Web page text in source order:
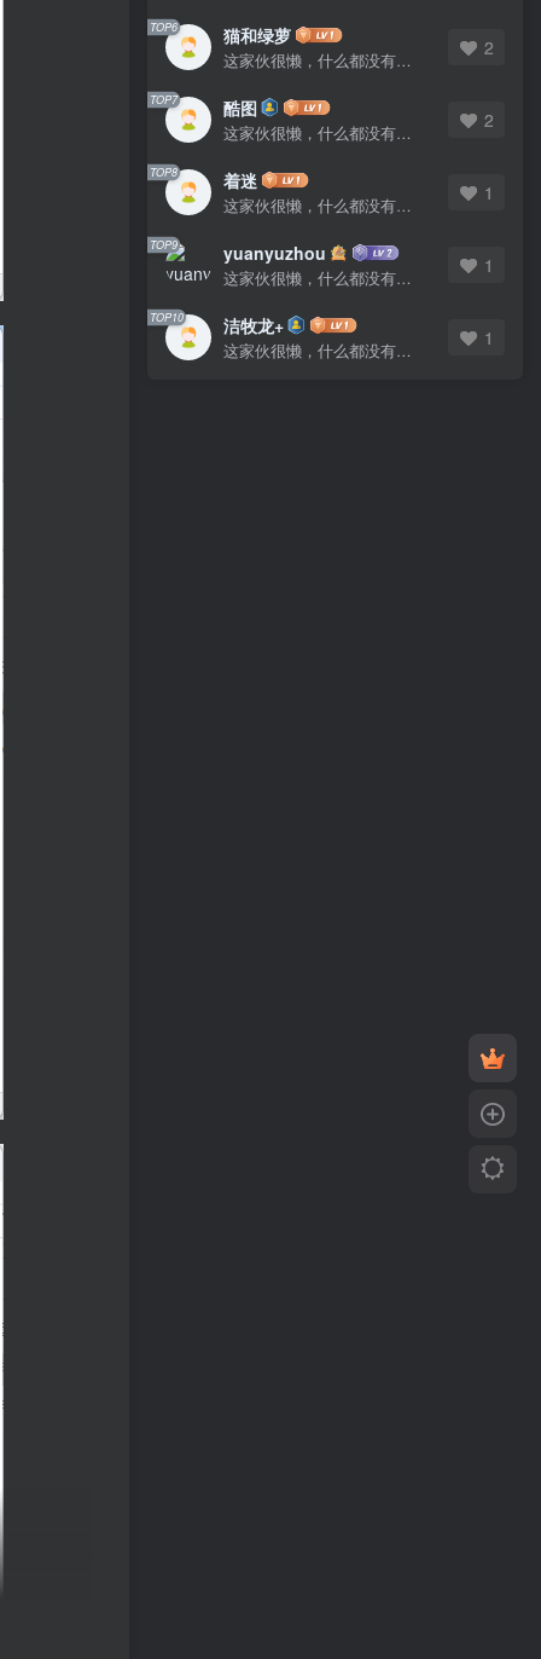
TOP6 猫和绿萝
这家伙很懒，什么都没有写...
2
TOP7 酷图
这家伙很懒，什么都没有写...
2
TOP8 着迷
这家伙很懒，什么都没有写...
1
TOP9 yuanyuzhou
这家伙很懒，什么都没有写...
1
TOP10 洁牧龙+
这家伙很懒，什么都没有写...
1
TOP6 猫和绿萝
这家伙很懒，什么都没有写...
2
TOP7 酷图
这家伙很懒，什么都没有写...
2
TOP8 着迷
这家伙很懒，什么都没有写...
1
TOP9 yuanyuzhou
这家伙很懒，什么都没有写...
1
TOP10 洁牧龙+
这家伙很懒，什么都没有写...
1